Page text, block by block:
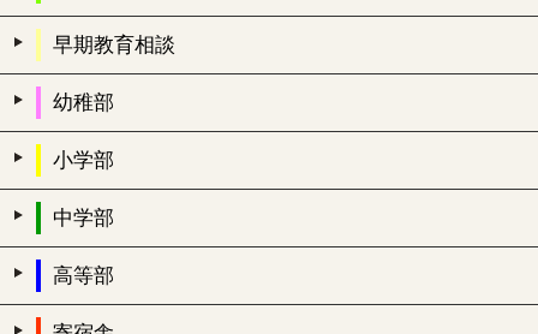
早期教育相談
幼稚部
小学部
中学部
高等部